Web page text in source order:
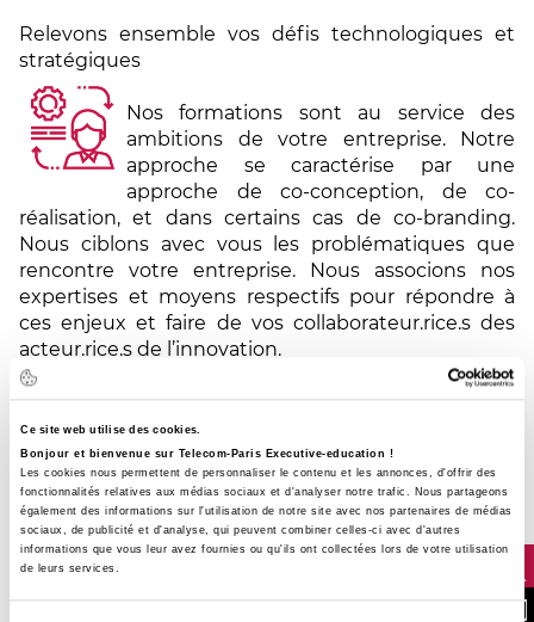
Ce site web utilise des cookies.
Bonjour et bienvenue sur Telecom-Paris Executive-education !
Les cookies nous permettent de personnaliser le contenu et les annonces, d'offrir des
fonctionnalités relatives aux médias sociaux et d'analyser notre trafic. Nous partageons
également des informations sur l'utilisation de notre site avec nos partenaires de médias
sociaux, de publicité et d'analyse, qui peuvent combiner celles-ci avec d'autres
informations que vous leur avez fournies ou qu'ils ont collectées lors de votre utilisation
de leurs services.
Relevons ensemble vos défis technologiques et
stratégiques
Nos formations sont au service des
ambitions de votre entreprise. Notre
approche se caractérise par une
approche de co-conception, de co-
réalisation, et dans certains cas de co-branding.
Nous ciblons avec vous les problématiques que
rencontre votre entreprise. Nous associons nos
expertises et moyens respectifs pour répondre à
ces enjeux et faire de vos collaborateur.rice.s des
acteur.rice.s de l’innovation.
En associant et déployant des ressources
pédagogiques innovantes
Nous concevons avec vous des formats
courts, certifiants (certification
uniquement pour les parcours longs), e-
learning, etc., qui mobilisent des